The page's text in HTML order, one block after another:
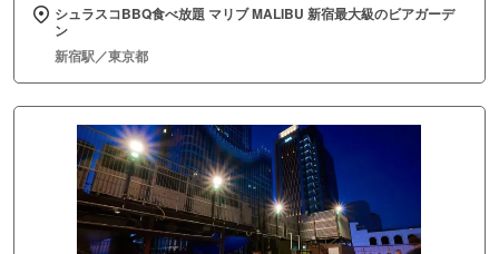
シュラスコBBQ食べ放題 マリブ MALIBU 新宿最大級のビアガーデ
ン
新宿駅／東京都